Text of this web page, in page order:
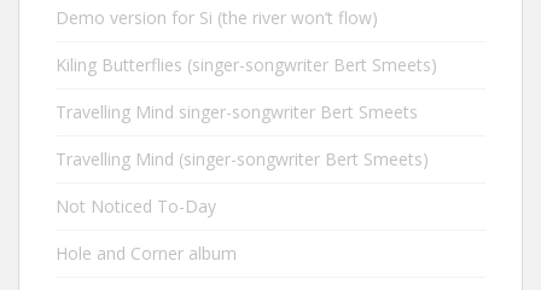
Demo version for Si (the river won’t flow)
Kiling Butterflies (singer-songwriter Bert Smeets)
Travelling Mind singer-songwriter Bert Smeets
Travelling Mind (singer-songwriter Bert Smeets)
Not Noticed To-Day
Hole and Corner album